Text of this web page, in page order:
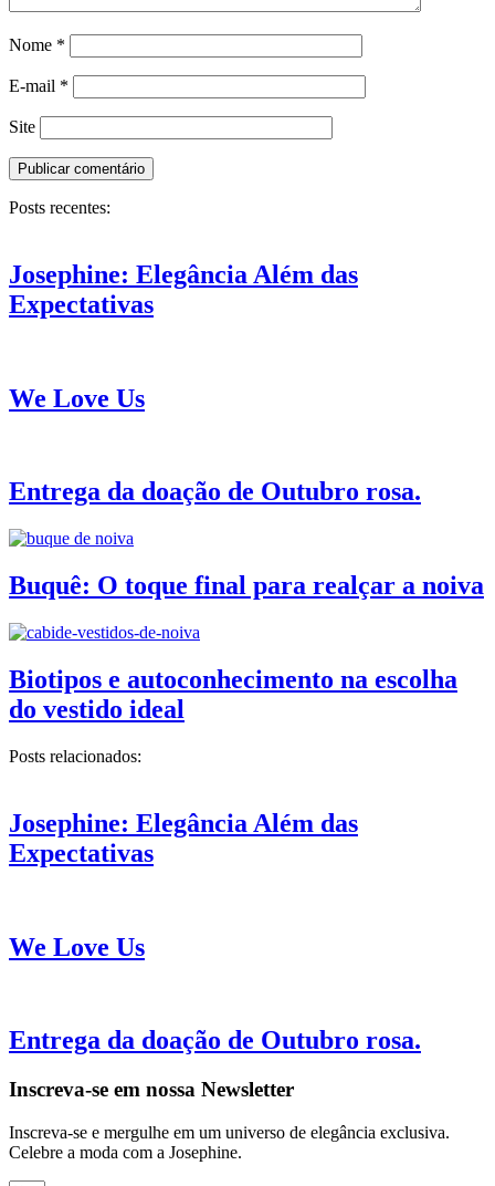
Nome *
E-mail *
Site
Posts recentes:
Josephine: Elegância Além das
Expectativas
We Love Us
Entrega da doação de Outubro rosa.
Buquê: O toque final para realçar a noiva
Biotipos e autoconhecimento na escolha
do vestido ideal
Posts relacionados:
Josephine: Elegância Além das
Expectativas
We Love Us
Entrega da doação de Outubro rosa.
Inscreva-se em nossa Newsletter
Inscreva-se e mergulhe em um universo de elegância exclusiva.
Celebre a moda com a Josephine.